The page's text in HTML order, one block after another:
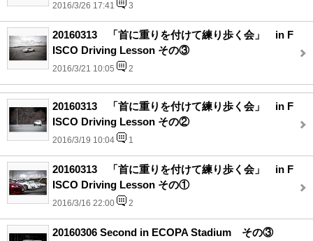
2016/3/26 17:41 3
20160313 「首に重りを付けて練り歩く会」 in F
ISCO Driving Lesson その③
2016/3/21 10:05 2
20160313 「首に重りを付けて練り歩く会」 in F
ISCO Driving Lesson その②
2016/3/19 10:04 1
20160313 「首に重りを付けて練り歩く会」 in F
ISCO Driving Lesson その①
2016/3/16 22:00 2
20160306 Second in ECOPA Stadium その③